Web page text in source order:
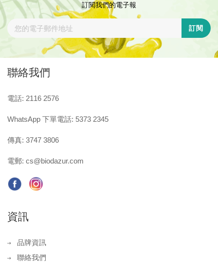
訂閱我們的電子報
訂閱
聯絡我們
電話: 2116 2576
WhatsApp 下單電話: 5373 2345
傳真: 3747 3806
電郵: cs@biodazur.com
資訊
品牌資訊
聯絡我們